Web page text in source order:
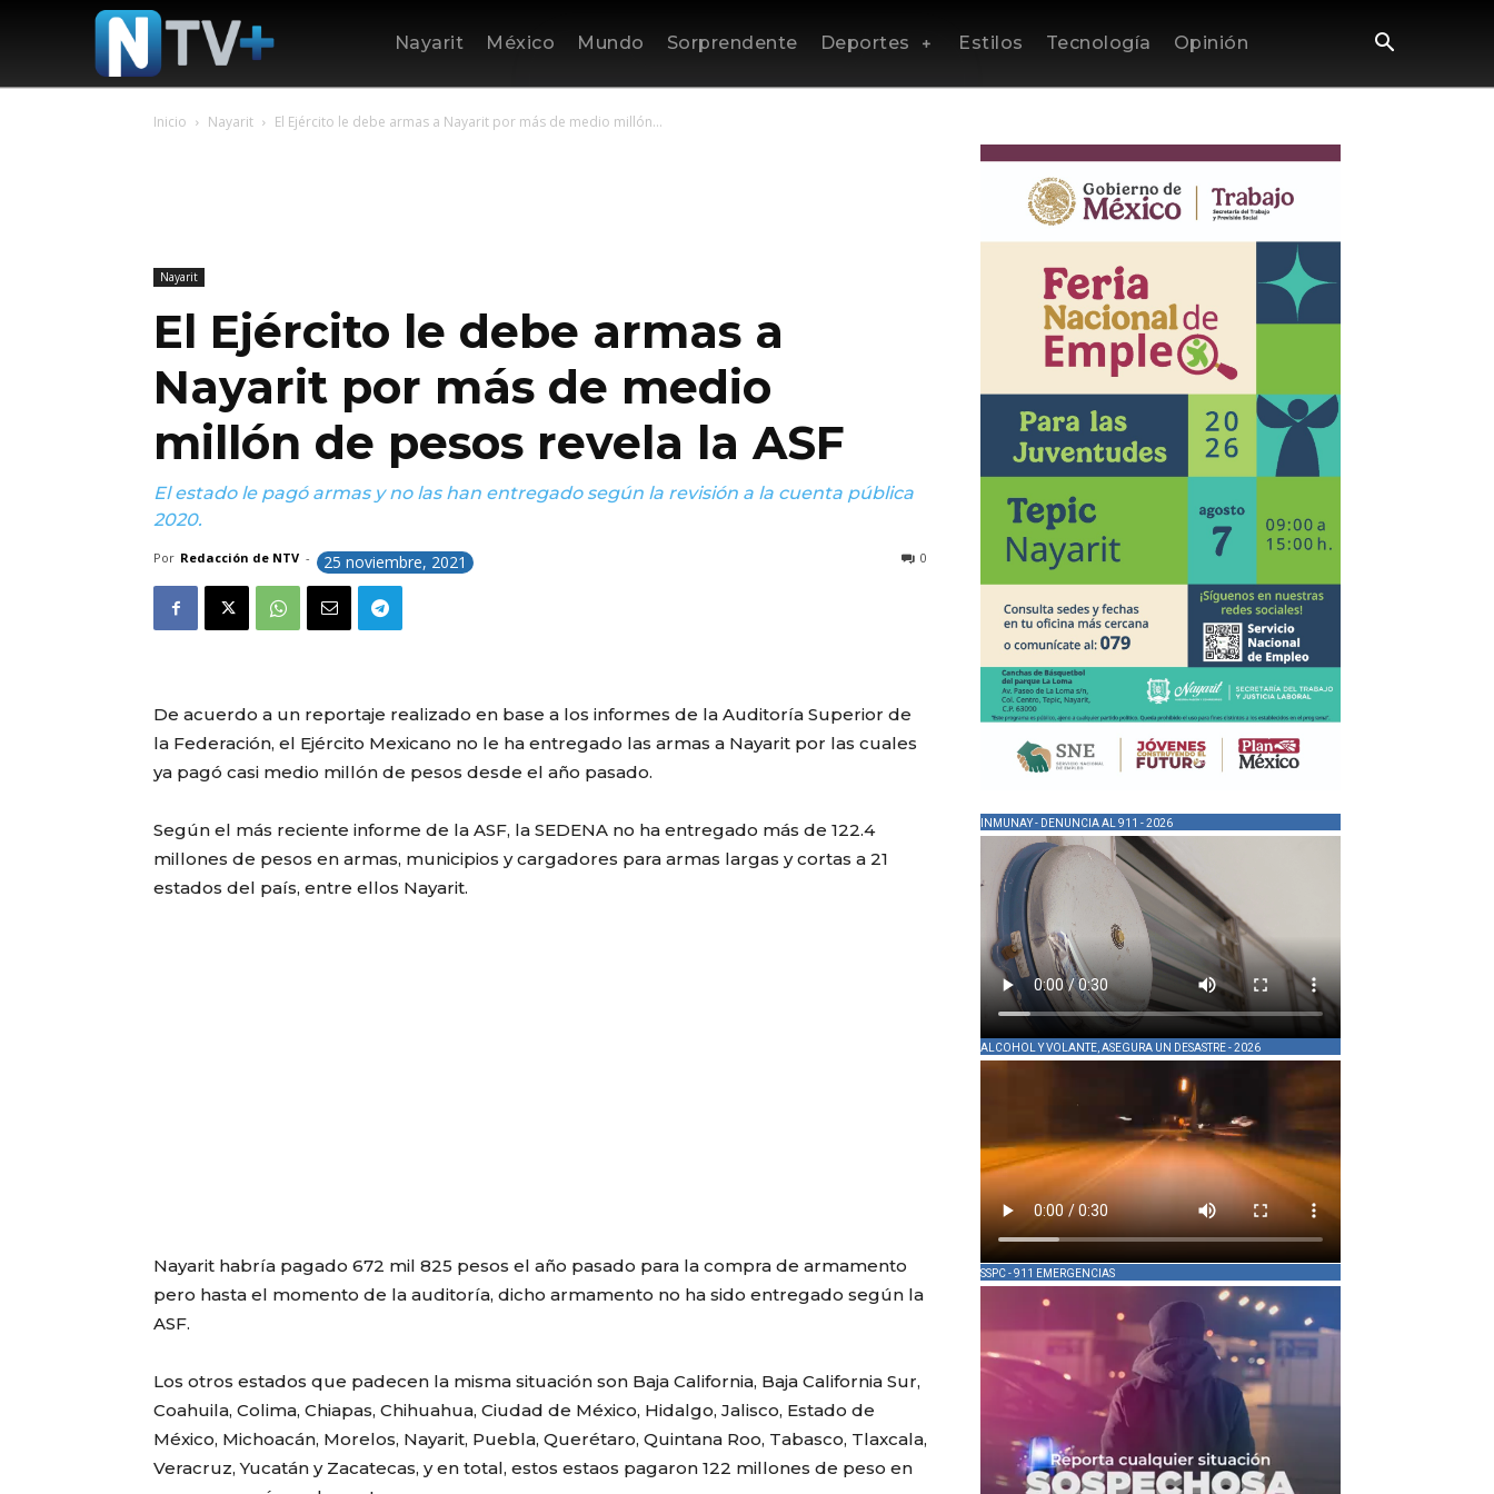
Nayarit México Mundo Sorprendente Deportes Estilos Tecnología Opinión
Inicio Nayarit El Ejército le debe armas a Nayarit por más de medio millón...
Nayarit
El Ejército le debe armas a
Nayarit por más de medio
millón de pesos revela la ASF
El estado le pagó armas y no las han entregado según la revisión a la cuenta pública
2020.
Por Redacción de NTV - 25 noviembre, 2021 0
De acuerdo a un reportaje realizado en base a los informes de la Auditoría Superior de
la Federación, el Ejército Mexicano no le ha entregado las armas a Nayarit por las cuales
ya pagó casi medio millón de pesos desde el año pasado.
Según el más reciente informe de la ASF, la SEDENA no ha entregado más de 122.4
millones de pesos en armas, municipios y cargadores para armas largas y cortas a 21
estados del país, entre ellos Nayarit.
Nayarit habría pagado 672 mil 825 pesos el año pasado para la compra de armamento
pero hasta el momento de la auditoría, dicho armamento no ha sido entregado según la
ASF.
Los otros estados que padecen la misma situación son Baja California, Baja California Sur,
Coahuila, Colima, Chiapas, Chihuahua, Ciudad de México, Hidalgo, Jalisco, Estado de
México, Michoacán, Morelos, Nayarit, Puebla, Querétaro, Quintana Roo, Tabasco, Tlaxcala,
Veracruz, Yucatán y Zacatecas, y en total, estos estaos pagaron 122 millones de peso en
INMUNAY - DENUNCIA AL 911 - 2026
ALCOHOL Y VOLANTE, ASEGURA UN DESASTRE - 2026
SSPC - 911 EMERGENCIAS